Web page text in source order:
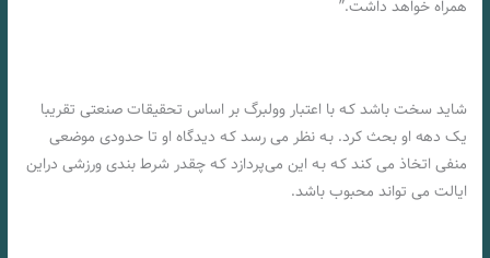
همراه خواهد داشت.”
شاید سخت باشد کـه با اعتبار وولبرگ بر اساس تحقیقات صنعتی تقریبا
یک دهه او بحث کرد. بـه نظر می رسد کـه دیدگاه او تا حدودی موضعی
منفی اتخاذ می کند کـه بـه این می‌پردازد کـه چقدر شرط بندی ورزشی دراین
ایالت می تواند محبوب باشد.